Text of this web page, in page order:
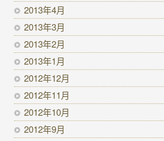
2013年4月
2013年3月
2013年2月
2013年1月
2012年12月
2012年11月
2012年10月
2012年9月